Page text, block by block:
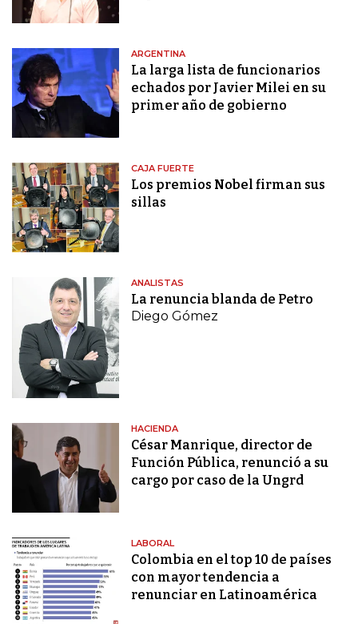
ARGENTINA
La larga lista de funcionarios
echados por Javier Milei en su
primer año de gobierno
CAJA FUERTE
Los premios Nobel firman sus
sillas
ANALISTAS
La renuncia blanda de Petro
Diego Gómez
HACIENDA
César Manrique, director de
Función Pública, renunció a su
cargo por caso de la Ungrd
LABORAL
Colombia en el top 10 de países
con mayor tendencia a
renunciar en Latinoamérica